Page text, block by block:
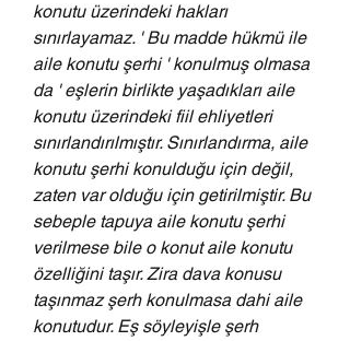
konutu üzerindeki hakları
sınırlayamaz. ' Bu madde hükmü ile
aile konutu şerhi ' konulmuş olmasa
da ' eşlerin birlikte yaşadıkları aile
konutu üzerindeki fiil ehliyetleri
sınırlandırılmıştır. Sınırlandırma, aile
konutu şerhi konulduğu için değil,
zaten var olduğu için getirilmiştir. Bu
sebeple tapuya aile konutu şerhi
verilmese bile o konut aile konutu
özelliğini taşır. Zira dava konusu
taşınmaz şerh konulmasa dahi aile
konutudur. Eş söyleyişle şerh